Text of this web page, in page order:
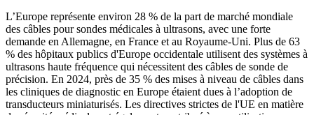
L’Europe représente environ 28 % de la part de marché mondiale
des câbles pour sondes médicales à ultrasons, avec une forte
demande en Allemagne, en France et au Royaume-Uni. Plus de 63
% des hôpitaux publics d'Europe occidentale utilisent des systèmes à
ultrasons haute fréquence qui nécessitent des câbles de sonde de
précision. En 2024, près de 35 % des mises à niveau de câbles dans
les cliniques de diagnostic en Europe étaient dues à l’adoption de
transducteurs miniaturisés. Les directives strictes de l'UE en matière